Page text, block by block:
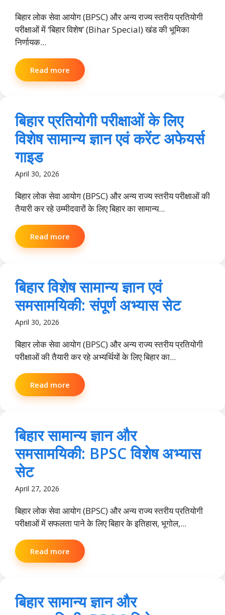
बिहार लोक सेवा आयोग (BPSC) और अन्य राज्य स्तरीय प्रतियोगी
परीक्षाओं में ‘बिहार विशेष’ (Bihar Special) खंड की भूमिका
निर्णायक...
Read more
बिहार प्रतियोगी परीक्षाओं के लिए
विशेष सामान्य ज्ञान एवं करेंट अफेयर्स
गाइड
April 30, 2026
बिहार लोक सेवा आयोग (BPSC) और अन्य राज्य स्तरीय परीक्षाओं की
तैयारी कर रहे उम्मीदवारों के लिए बिहार का सामान्य...
Read more
बिहार विशेष सामान्य ज्ञान एवं
समसामयिकी: संपूर्ण अभ्यास सेट
April 30, 2026
बिहार लोक सेवा आयोग (BPSC) और अन्य राज्य स्तरीय प्रतियोगी
परीक्षाओं की तैयारी कर रहे अभ्यर्थियों के लिए बिहार का...
Read more
बिहार सामान्य ज्ञान और
समसामयिकी: BPSC विशेष अभ्यास
सेट
April 27, 2026
बिहार लोक सेवा आयोग (BPSC) और अन्य राज्य स्तरीय प्रतियोगी
परीक्षाओं में सफलता पाने के लिए बिहार के इतिहास, भूगोल,...
Read more
बिहार सामान्य ज्ञान और